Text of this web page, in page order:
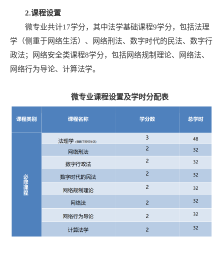
2.课程设置
微专业共计17学分，其中法学基础课程9学分，包括法理
学（侧重于网络生活）、网络刑法、数字时代的民法、数字行
政法；网络安全类课程8学分，包括网络规制理论、网络法、
网络行为导论、计算法学。
微专业课程设置及学时分配表